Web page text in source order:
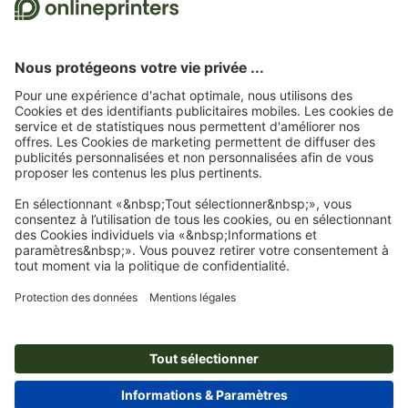
31/08/2026 inclus.
dessus que vous recevrez votre code de remise et notre newsletter. Vous pouvez bien
le montant de la commande (HT). Valable une seule fois. Pas de montant minimum
pour la commande. Pas de versement en espèces. Offre non cumulable avec d’autres
promotions ou remises.Le bon de remise est valable six semaines après réception.
3Pour économiser sur une sélection de produits, il vous suffit de saisir le code
CALENDARS10-26 dans le champ prévu à cet effet dans le panier d’achat. Pas de
montant minimum pour la commande. Valable plusieurs fois. Pas de versement en
espèces. Non cumulable avec d’autres offres. Cette offre est valable jusqu’au
31/08/2026 inclus.
4Pour économiser sur une sélection de produits, il vous suffit de saisir le code
montant minimum pour la commande. Valable plusieurs fois. Pas de versement en